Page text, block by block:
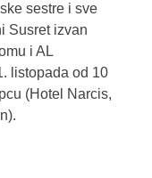
sestre i sve
Susret izvan
i AL
listopada od 10
(Hotel Narcis,